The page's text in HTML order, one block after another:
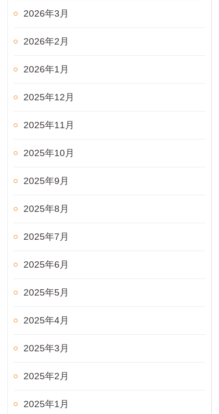
2026年3月
2026年2月
2026年1月
2025年12月
2025年11月
2025年10月
2025年9月
2025年8月
2025年7月
2025年6月
2025年5月
2025年4月
2025年3月
2025年2月
2025年1月